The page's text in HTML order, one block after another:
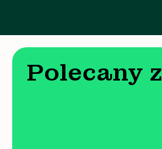
Polecany z